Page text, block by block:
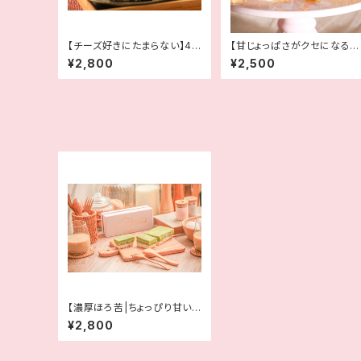
【チーズ好きにたまらない】4
種の超チーズケーキ
¥2,800
【甘じょっぱさがクセになる】
塩バニラバスクチーズケーキ
¥2,500
【濃厚ほろ苦|ちょっぴり甘い】
節子ママのお抹茶チーズケー
キ
¥2,800